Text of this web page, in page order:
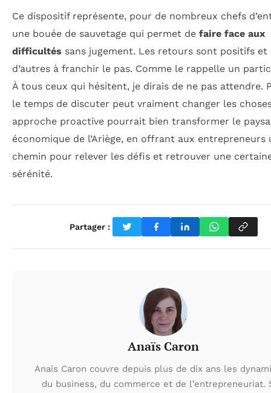
Ce dispositif représente, pour de nombreux chefs
une bouée de sauvetage qui permet de faire face aux
difficultés sans jugement. Les retours sont positifs
d’autres à franchir le pas. Comme le rappelle un
À tous ceux qui hésitent, je dirais de ne pas attendre.
le temps de discuter peut vraiment changer les
approche proactive pourrait bien transformer le
économique de l’Ariège, en offrant aux entrepreneurs
chemin pour relever les défis et retrouver une
sérénité.
Partager :
Anaïs Caron
Anaïs Caron couvre depuis plus de dix ans les
du business, du commerce et de l’entrepreneuriat.